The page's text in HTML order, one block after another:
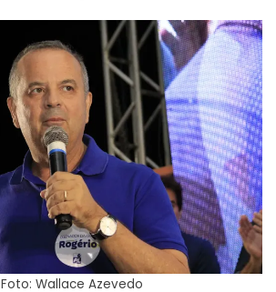
Foto: Wallace Azevedo